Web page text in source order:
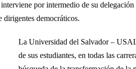
por intermedio de su
democráticos.
La Universidad del Salvador –
de sus estudiantes, en todas las